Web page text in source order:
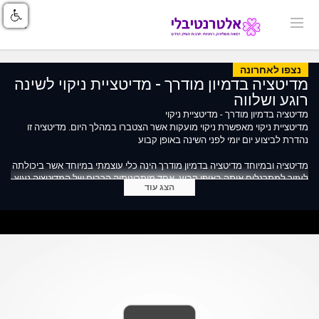
נצפו לאחרונה
מדיטציה בדמיון מודרך - מדיטציית ניקוי לשינה
רוגע ושלווה
מדיטציה בדמיון מודרך - מדיטציית ניקוי
מדיטציית ניקוי מאפשרת ניקוי מועקות אשר הצטברו במהלך היום. מדיטציה זו
נהדרת לביצוע יום יומי לפני השינה באופן קבוע
מדיטציה ובמיוחד מדיטציה בדמיון מודרך הינה כלי עוצמתי במיוחד אשר ביכולתה
לעזור למתרגלים אותה באופן קבוע. אחד מיתרונותיה הרבים של המדיטציה נעוץ
בפשטות התרגול - בעצם כל אחד ואחת מאיתנו לחוות אותה- ללא מאמץ ו/או
מוחלטת ובמקום זה יש ריכוז על דימוי מסוים, או מילת "מנטרה", שהינה מילה
הצג עוד